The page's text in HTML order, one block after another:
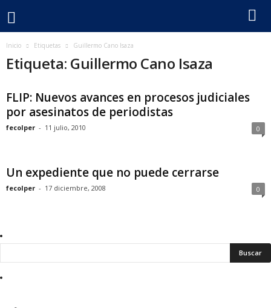
Inicio Etiquetas Guillermo Cano Isaza
Etiqueta: Guillermo Cano Isaza
FLIP: Nuevos avances en procesos judiciales
por asesinatos de periodistas
fecolper - 11 julio, 2010 0
Un expediente que no puede cerrarse
fecolper - 17 diciembre, 2008 0